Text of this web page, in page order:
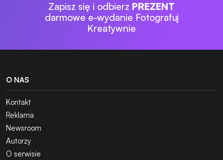
Zapisz się i odbierz PREZENT
darmowe e-wydanie Fotografuj
Kreatywnie
O NAS
Kontakt
Reklama
Newsroom
Autorzy
O serwisie